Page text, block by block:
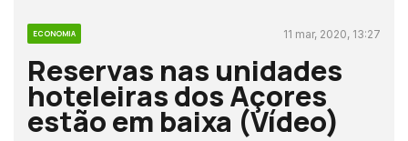
ECONOMIA 11 mar, 2020, 13:27
Reservas nas unidades
hoteleiras dos Açores
estão em baixa (Vídeo)